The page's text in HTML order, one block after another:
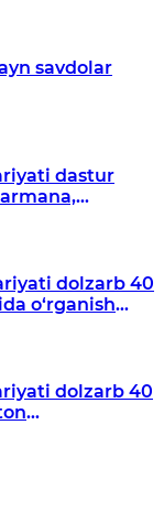
savdolar
dastur
dolzarb 40
o‘rganish
dolzarb 40